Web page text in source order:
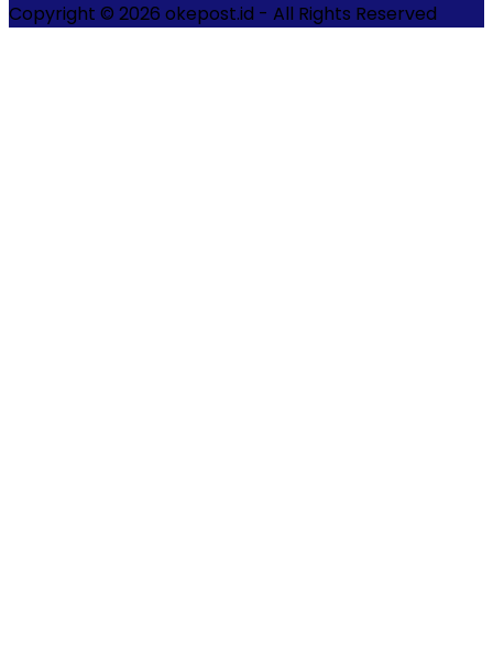
Copyright © 2026 okepost.id - All Rights Reserved